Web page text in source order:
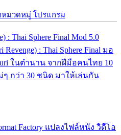
หมวดหมู่ โปรแกรม
: Thai Sphere Final Mod 5.0
: Thai Sphere Final มอ
ในตำนาน จากฝีมือคนไทย 10
กว่า 30 ชนิด มาให้เล่นกัน
Factory แปลงไฟล์หนัง วิดีโอ